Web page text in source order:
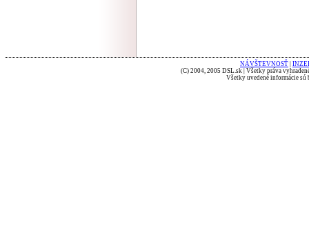
NÁVŠTEVNOSŤ
(C) 2004, 2005 DSL.sk | Všetky práva
Všetky uvedené informácie sú